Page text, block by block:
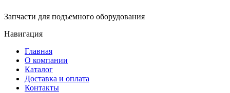
Запчасти для подъемного оборудования
Навигация
Главная
О компании
Каталог
Доставка и оплата
Контакты